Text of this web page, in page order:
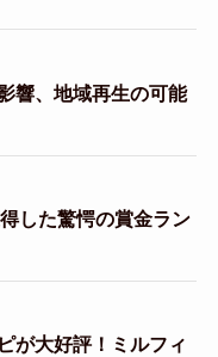
響、地域再生の可能
した驚愕の賞金ラン
が大好評！ミルフィ